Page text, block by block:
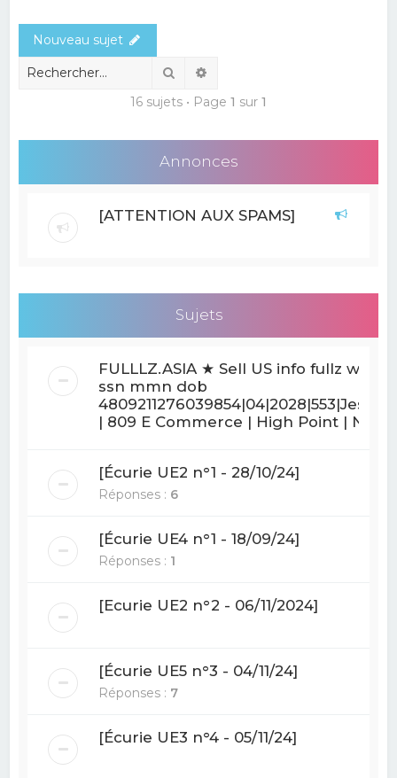
r
Nouveau sujet
Rechercher
16 sujets • Page 1 sur 1
Annonces
[ATTENTION AUX SPAMS]
Sujets
FULLLZ.ASIA ★ Sell US info fullz with
ssn mmn dob
4809211276039854|04|2028|553|Jessica
| 809 E Commerce | High Point | N
[Écurie UE2 n°1 - 28/10/24]
Réponses : 6
[Écurie UE4 n°1 - 18/09/24]
Réponses : 1
[Ecurie UE2 n°2 - 06/11/2024]
[Écurie UE5 n°3 - 04/11/24]
Réponses : 7
[Écurie UE3 n°4 - 05/11/24]